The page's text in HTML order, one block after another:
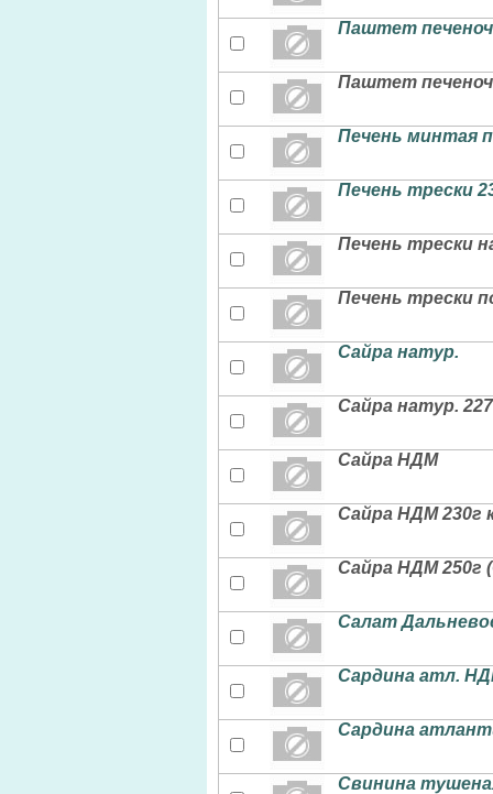
Паштет
Паштет
Печень минтая
Печень трески
Печень трески
Печень трески
Сайра натур.
Сайра натур.
Сайра НДМ
Сайра НДМ 230г
Сайра НДМ 250г
Салат
Сардина атл.
Сардина
Свинина